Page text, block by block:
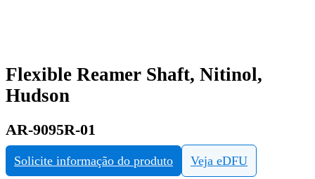
Flexible Reamer Shaft, Nitinol,
Hudson
AR-9095R-01
Solicite informação do produto Veja eDFU